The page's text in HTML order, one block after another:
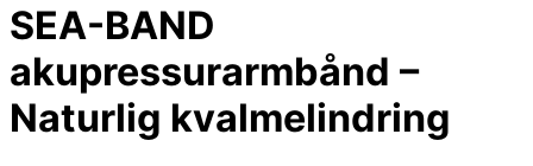
SEA-BAND
akupressurarmbånd –
Naturlig kvalmelindring